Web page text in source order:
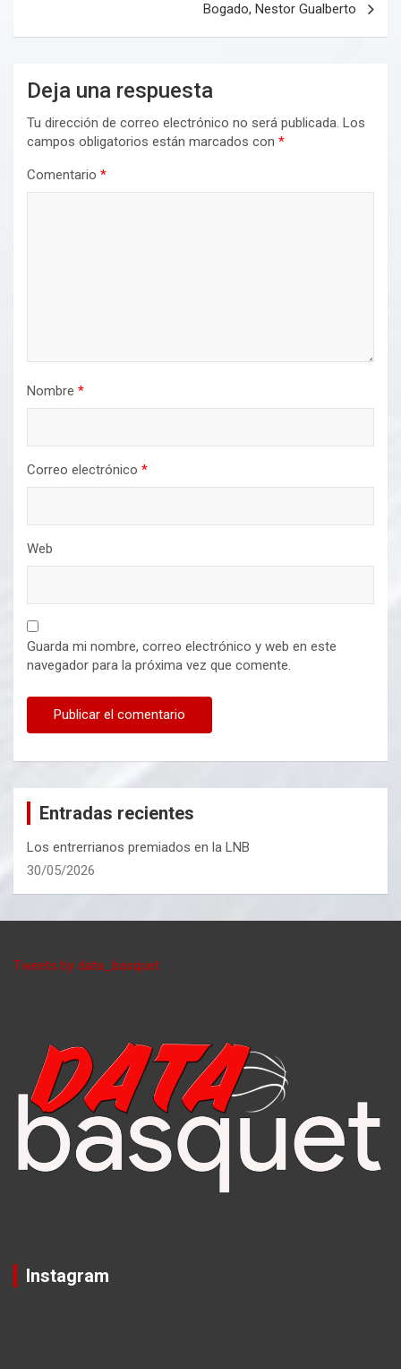
Bogado, Nestor Gualberto
Deja una respuesta
Tu dirección de correo electrónico no será publicada. Los
campos obligatorios están marcados con *
Comentario *
Nombre *
Correo electrónico *
Web
Guarda mi nombre, correo electrónico y web en este
navegador para la próxima vez que comente.
Entradas recientes
Los entrerrianos premiados en la LNB
30/05/2026
Tweets by data_basquet
Instagram